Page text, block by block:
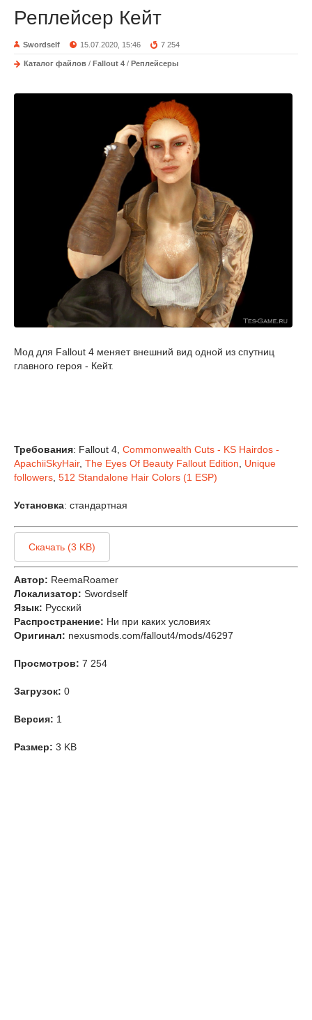
Реплейсер Кейт
Swordself 15.07.2020, 15:46 7 254
Каталог файлов / Fallout 4 / Реплейсеры
Мод для Fallout 4 меняет внешний вид одной из спутниц
главного героя - Кейт.
Требования: Fallout 4, Commonwealth Cuts - KS Hairdos -
ApachiiSkyHair, The Eyes Of Beauty Fallout Edition, Unique
followers, 512 Standalone Hair Colors (1 ESP)
Установка: стандартная
Скачать (3 KB)
Автор: ReemaRoamer
Локализатор: Swordself
Язык: Русский
Распространение: Ни при каких условиях
Оригинал: nexusmods.com/fallout4/mods/46297
Просмотров: 7 254
Загрузок: 0
Версия: 1
Размер: 3 KB